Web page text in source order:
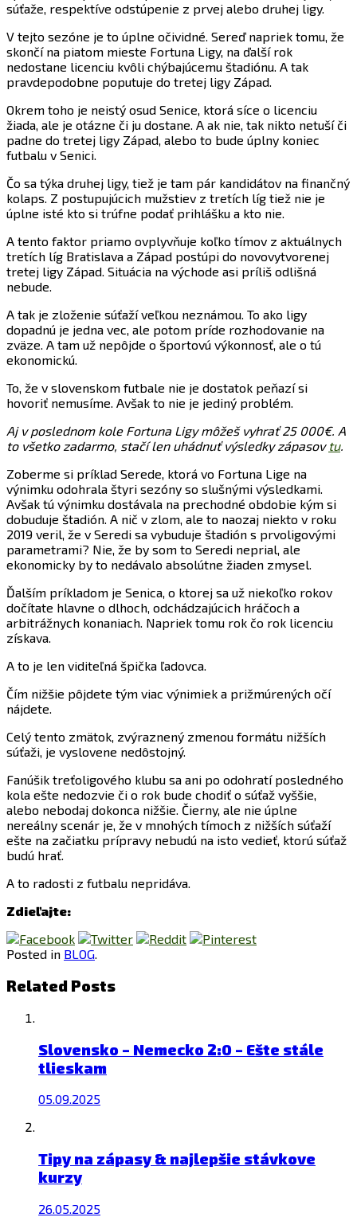
súťaže, respektíve odstúpenie z prvej alebo druhej ligy.
V tejto sezóne je to úplne očividné. Sereď napriek tomu, že
skončí na piatom mieste Fortuna Ligy, na ďalší rok
nedostane licenciu kvôli chýbajúcemu štadiónu. A tak
pravdepodobne poputuje do tretej ligy Západ.
Okrem toho je neistý osud Senice, ktorá síce o licenciu
žiada, ale je otázne či ju dostane. A ak nie, tak nikto netuší či
padne do tretej ligy Západ, alebo to bude úplny koniec
futbalu v Senici.
Čo sa týka druhej ligy, tiež je tam pár kandidátov na finančný
kolaps. Z postupujúcich mužstiev z tretích líg tiež nie je
úplne isté kto si trúfne podať prihlášku a kto nie.
A tento faktor priamo ovplyvňuje koľko tímov z aktuálnych
tretích líg Bratislava a Západ postúpi do novovytvorenej
tretej ligy Západ. Situácia na východe asi príliš odlišná
nebude.
A tak je zloženie súťaží veľkou neznámou. To ako ligy
dopadnú je jedna vec, ale potom príde rozhodovanie na
zväze. A tam už nepôjde o športovú výkonnosť, ale o tú
ekonomickú.
To, že v slovenskom futbale nie je dostatok peňazí si
hovoriť nemusíme. Avšak to nie je jediný problém.
Aj v poslednom kole Fortuna Ligy môžeš vyhrať 25 000€. A
to všetko zadarmo, stačí len uhádnuť výsledky zápasov tu.
Zoberme si príklad Serede, ktorá vo Fortuna Lige na
výnimku odohrala štyri sezóny so slušnými výsledkami.
Avšak tú výnimku dostávala na prechodné obdobie kým si
dobuduje štadión. A nič v zlom, ale to naozaj niekto v roku
2019 veril, že v Seredi sa vybuduje štadión s prvoligovými
parametrami? Nie, že by som to Seredi neprial, ale
ekonomicky by to nedávalo absolútne žiaden zmysel.
Ďalším príkladom je Senica, o ktorej sa už niekoľko rokov
dočítate hlavne o dlhoch, odchádzajúcich hráčoch a
arbitrážnych konaniach. Napriek tomu rok čo rok licenciu
získava.
A to je len viditeľná špička ľadovca.
Čím nižšie pôjdete tým viac výnimiek a prižmúrených očí
nájdete.
Celý tento zmätok, zvýraznený zmenou formátu nižších
súťaži, je vyslovene nedôstojný.
Fanúšik treťoligového klubu sa ani po odohratí posledného
kola ešte nedozvie či o rok bude chodiť o súťaž vyššie,
alebo nebodaj dokonca nižšie. Čierny, ale nie úplne
nereálny scenár je, že v mnohých tímoch z nižších súťaží
ešte na začiatku prípravy nebudú na isto vedieť, ktorú súťaž
budú hrať.
A to radosti z futbalu nepridáva.
Zdieľajte:
Posted in BLOG.
Related Posts
Slovensko – Nemecko 2:0 – Ešte stále
tlieskam
05.09.2025
Tipy na zápasy & najlepšie stávkove
kurzy
26.05.2025